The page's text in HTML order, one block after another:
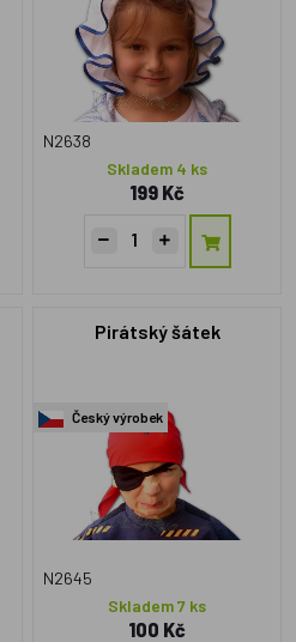
N2638
Skladem 4 ks
199 Kč
Pirátský šátek
Český výrobek
N2645
Skladem 7 ks
100 Kč